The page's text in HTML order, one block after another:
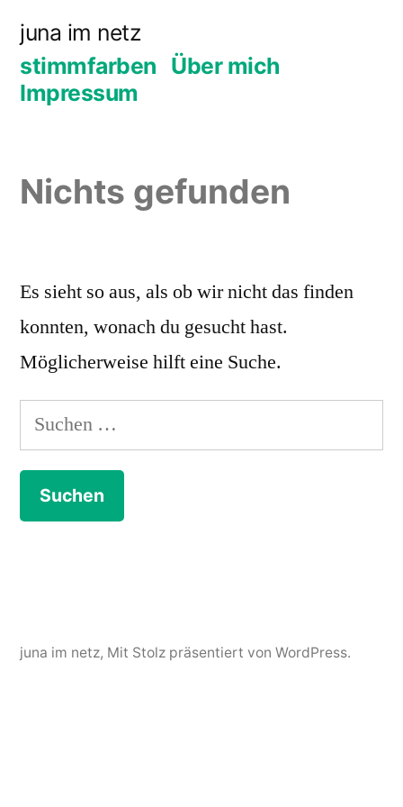
Inhalt
springen
juna im netz
stimmfarben Über mich
Impressum
Nichts gefunden
Es sieht so aus, als ob wir nicht das finden
konnten, wonach du gesucht hast.
Möglicherweise hilft eine Suche.
Suchen
nach:
juna im netz, Mit Stolz präsentiert von WordPress.